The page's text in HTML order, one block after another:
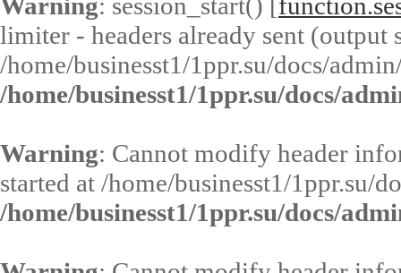
limiter - headers already sent (output
/home/businesst1/1ppr.su/docs/
/home/businesst1/1ppr.su/docs/
Warning: Cannot modify header
started at /home/businesst1/1ppr.su/
/home/businesst1/1ppr.su/docs/